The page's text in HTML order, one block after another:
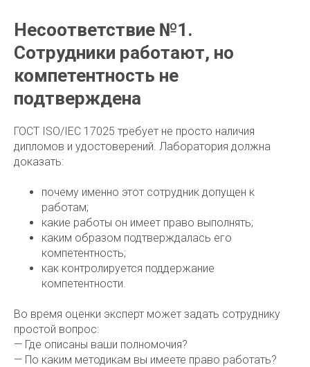
Несоответствие №1.
Сотрудники работают, но
компетентность не
подтверждена
ГОСТ ISO/IEC 17025 требует не просто наличия
дипломов и удостоверений. Лаборатория должна
доказать:
почему именно этот сотрудник допущен к
работам;
какие работы он имеет право выполнять;
каким образом подтверждалась его
компетентность;
как контролируется поддержание
компетентности.
Во время оценки эксперт может задать сотруднику
простой вопрос:
— Где описаны ваши полномочия?
— По каким методикам вы имеете право работать?